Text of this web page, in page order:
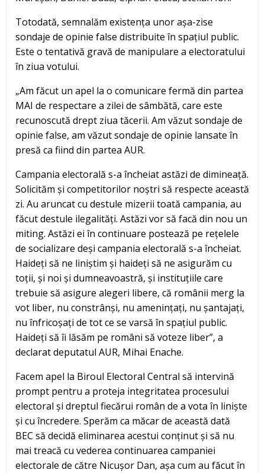
Totodată, semnalăm existența unor așa-zise
sondaje de opinie false distribuite în spațiul public.
Este o tentativă gravă de manipulare a electoratului
în ziua votului.
„Am făcut un apel la o comunicare fermă din partea
MAI de respectare a zilei de sâmbătă, care este
recunoscută drept ziua tăcerii. Am văzut sondaje de
opinie false, am văzut sondaje de opinie lansate în
presă ca fiind din partea AUR.
Campania electorală s-a încheiat astăzi de dimineață.
Solicităm și competitorilor noștri să respecte această
zi. Au aruncat cu destule mizerii toată campania, au
făcut destule ilegalități. Astăzi vor să facă din nou un
miting. Astăzi ei în continuare postează pe rețelele
de socializare deși campania electorală s-a încheiat.
Haideți să ne liniștim și haideți să ne asigurăm cu
toții, și noi și dumneavoastră, și instituțiile care
trebuie să asigure alegeri libere, că românii merg la
vot liber, nu constrânși, nu amenințați, nu șantajați,
nu înfricoșați de tot ce se varsă în spațiul public.
Haideți să îi lăsăm pe români să voteze liber”, a
declarat deputatul AUR, Mihai Enache.
Facem apel la Biroul Electoral Central să intervină
prompt pentru a proteja integritatea procesului
electoral și dreptul fiecărui român de a vota în liniște
și cu încredere. Sperăm ca măcar de această dată
BEC să decidă eliminarea acestui conținut și să nu
mai treacă cu vederea continuarea campaniei
electorale de către Nicușor Dan, așa cum au făcut în